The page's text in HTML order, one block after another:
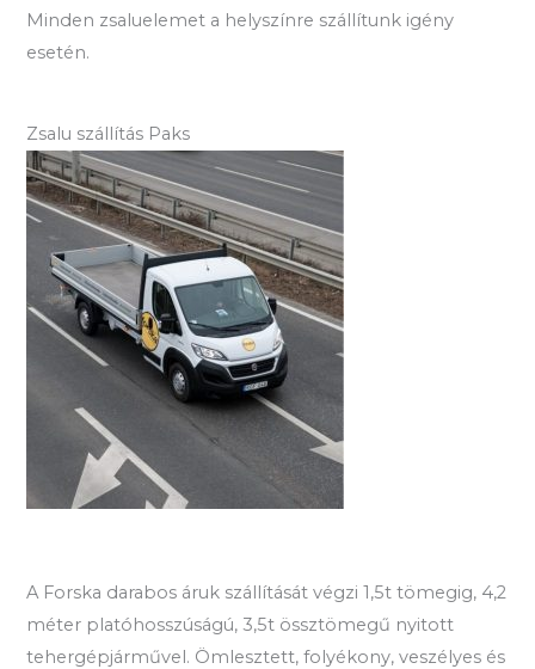
Minden zsaluelemet a helyszínre szállítunk igény
esetén.
Zsalu szállítás Paks
A Forska darabos áruk szállítását végzi 1,5t tömegig, 4,2
méter platóhosszúságú, 3,5t össztömegű nyitott
tehergépjárművel. Ömlesztett, folyékony, veszélyes és